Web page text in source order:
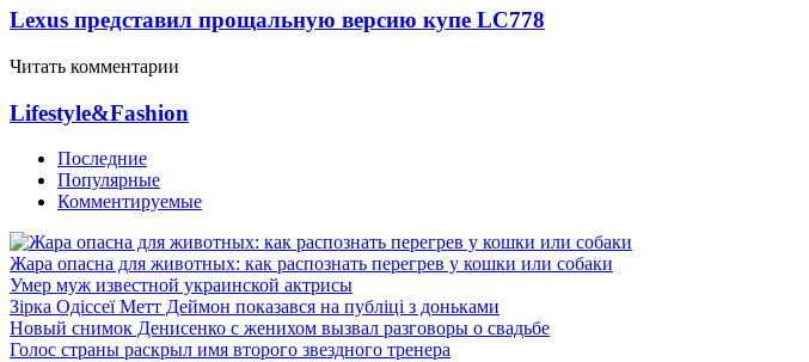
Lexus представил прощальную версию купе LC778
Читать комментарии
Lifestyle&Fashion
Последние
Популярные
Комментируемые
Жара опасна для животных: как распознать перегрев у кошки или собаки
Умер муж известной украинской актрисы
Зірка Одіссеї Метт Деймон показався на публіці з доньками
Новый снимок Денисенко с женихом вызвал разговоры о свадьбе
Голос страны раскрыл имя второго звездного тренера